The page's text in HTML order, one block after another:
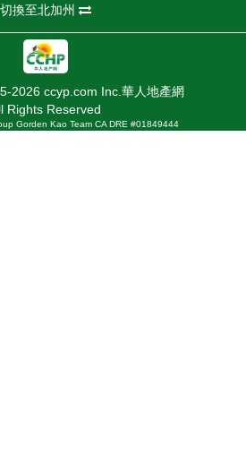
切換至北加州
2026 ccyp.com Inc.華人地產網
Rights Reserved
Gorden Kao Team CA DRE #01849444